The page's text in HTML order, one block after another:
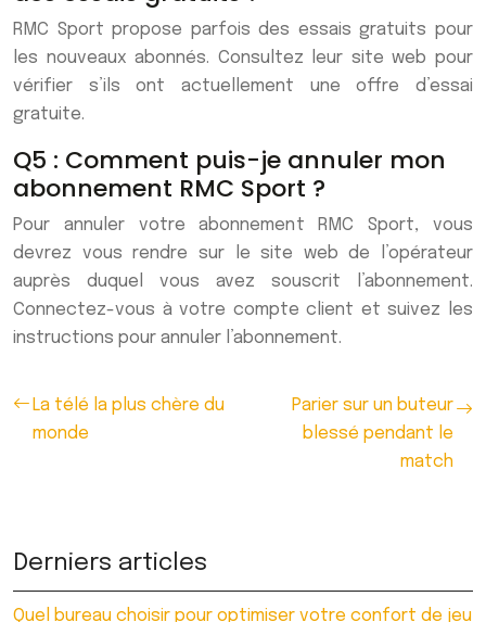
RMC Sport propose parfois des essais gratuits pour
les nouveaux abonnés. Consultez leur site web pour
vérifier s’ils ont actuellement une offre d’essai
gratuite.
Q5 : Comment puis-je annuler mon
abonnement RMC Sport ?
Pour annuler votre abonnement RMC Sport, vous
devrez vous rendre sur le site web de l’opérateur
auprès duquel vous avez souscrit l’abonnement.
Connectez-vous à votre compte client et suivez les
instructions pour annuler l’abonnement.
La télé la plus chère du
monde
Parier sur un buteur
blessé pendant le
match
Derniers articles
Quel bureau choisir pour optimiser votre confort de jeu